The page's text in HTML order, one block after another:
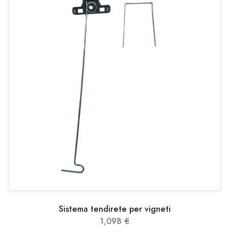
Sistema tendirete per vigneti
1,098 €